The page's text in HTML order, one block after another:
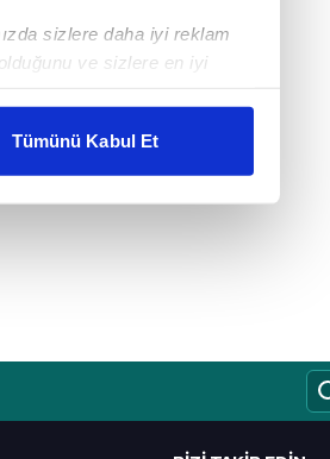
sizlere daha iyi reklam
ve sizlere en iyi
gösterilmeyecektir."
kullanılmaktadır. Bu
sunulması
Tümünü Kabul Et